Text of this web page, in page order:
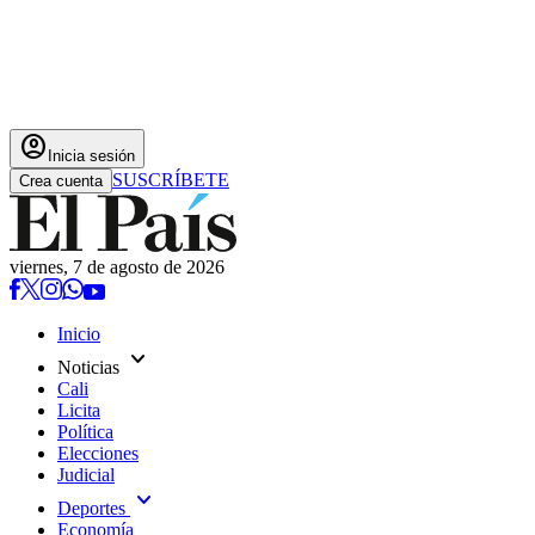
account_circle Inicia sesión
Crea cuenta SUSCRÍBETE
viernes, 7 de agosto de 2026
Inicio
Noticias expand_more
Cali
Licita
Política
Elecciones
Judicial
Deportes expand_more
Economía